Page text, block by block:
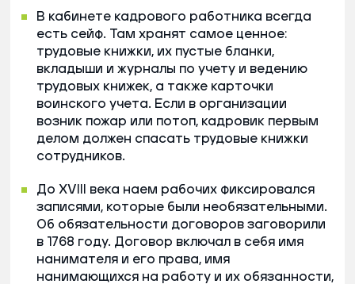
В кабинете кадрового работника всегда
есть сейф. Там хранят самое ценное:
трудовые книжки, их пустые бланки,
вкладыши и журналы по учету и ведению
трудовых книжек, а также карточки
воинского учета. Если в организации
возник пожар или потоп, кадровик первым
делом должен спасать трудовые книжки
сотрудников.
До XVIII века наем рабочих фиксировался
записями, которые были необязательными.
Об обязательности договоров заговорили
в 1768 году. Договор включал в себя имя
нанимателя и его права, имя
нанимающихся на работу и их обязанности,